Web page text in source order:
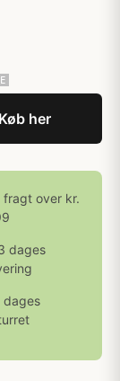
Køb her
fragt over kr.
dages
dages